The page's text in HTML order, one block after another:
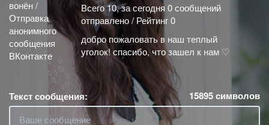
Всего 10, за сегодня 0 сообщений
отправлено / Рейтинг 0
добро пожаловать в наш теплый
уголок! спасибо, что зашел к нам ♡
Текст сообщения: 15895символов